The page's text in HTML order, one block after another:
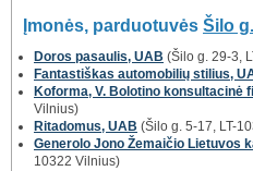
Įmonės, parduotuvės Šilo g.
Doros pasaulis, UAB (Šilo g. 29-3,
Fantastiškas automobilių stilius,
Koforma, V. Bolotino konsultacinė
Vilnius)
Ritadomus, UAB (Šilo g. 5-17, LT-
Generolo Jono Žemaičio Lietuvos
10322 Vilnius)